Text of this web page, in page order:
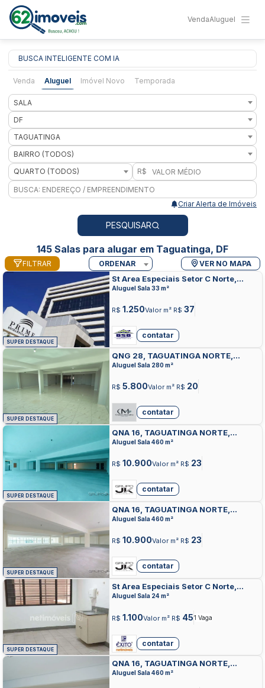
VendaAluguel
BUSCA INTELIGENTE COM IA
Venda Aluguel Imóvel Novo Temporada
SALA
DF
TAGUATINGA
BAIRRO (TODOS)
QUARTO (TODOS)
R$
Criar Alerta de Imóveis
PESQUISAR
145 Salas para alugar em Taguatinga, DF
FILTRAR ORDENAR VER NO MAPA
SUPER DESTAQUE
St Area Especiais Setor C Norte,
TAGUATINGA NORTE, TAGUATINGA
Aluguel Sala 33 m²
R$ 1.250Valor m² R$ 37
contatar
SUPER DESTAQUE
QNG 28, TAGUATINGA NORTE,
TAGUATINGA
Aluguel Sala 280 m²
R$ 5.800Valor m² R$ 20
contatar
SUPER DESTAQUE
QNA 16, TAGUATINGA NORTE,
TAGUATINGA
Aluguel Sala 460 m²
R$ 10.900Valor m² R$ 23
contatar
SUPER DESTAQUE
QNA 16, TAGUATINGA NORTE,
TAGUATINGA
Aluguel Sala 460 m²
R$ 10.900Valor m² R$ 23
contatar
SUPER DESTAQUE
St Area Especiais Setor C Norte,
TAGUATINGA NORTE, TAGUATINGA
Aluguel Sala 24 m²
R$ 1.100Valor m² R$ 451 Vaga
contatar
QNA 16, TAGUATINGA NORTE,
TAGUATINGA
Aluguel Sala 460 m²